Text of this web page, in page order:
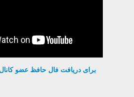
برای دریافت فال حافظ عضو